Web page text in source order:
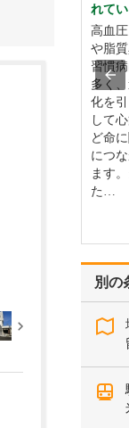
別の
れて
高血
や脂
習慣
多く
化を
して
ど命
につ
ます
た…